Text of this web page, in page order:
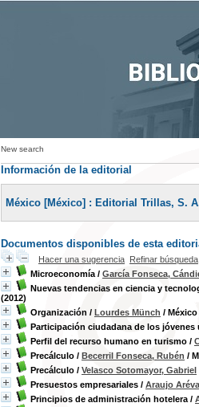
New search
Información de la editorial
México [México] : Editorial Trillas, S.
Documentos disponibles de esta
Hacer una sugerencia Refinar búsqueda
Microeconomía / García Fonseca,
Nuevas tendencias en ciencia y
(2012)
Organización / Lourdes Münch /
Participación ciudadana de los jóvenes
Perfil del recurso humano en turismo /
Precálculo / Becerril Fonseca, Rubén /
Precálculo / Velasco Sotomayor, Gabriel
Presuestos empresariales / Araujo
Principios de administración hotelera /